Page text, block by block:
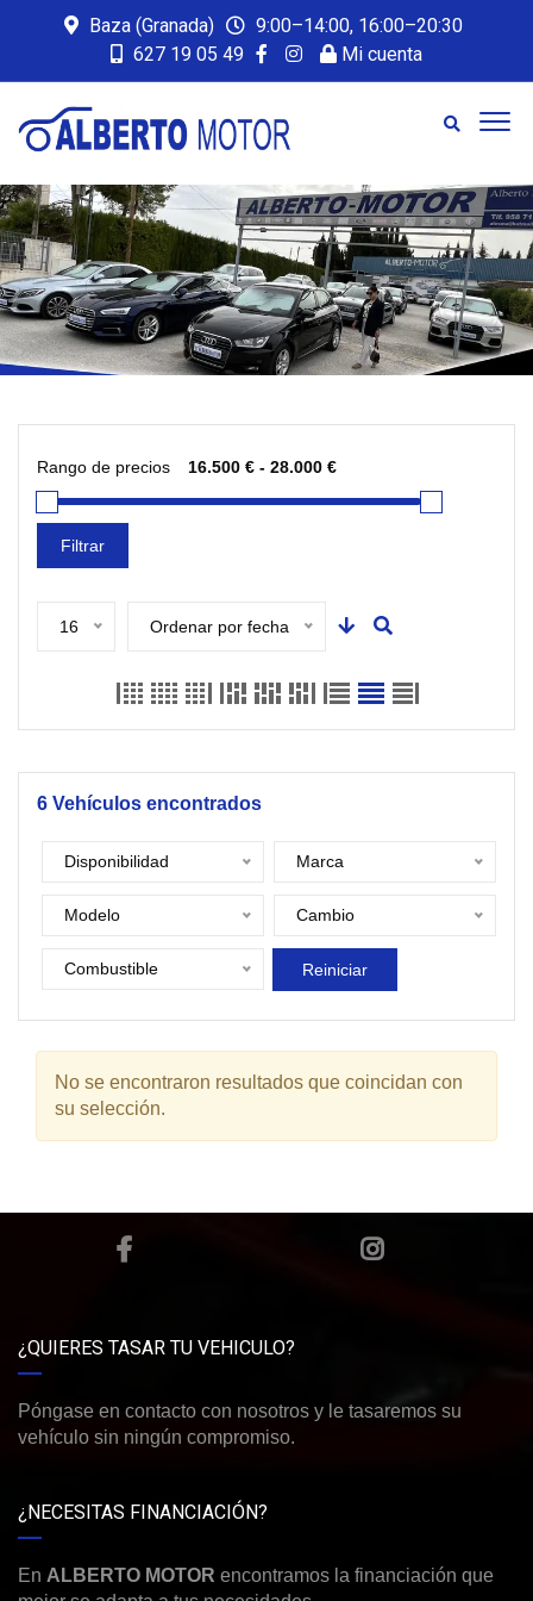
Baza (Granada)
9:00–14:00, 16:00–20:30
627 19 05 49
Mi cuenta
Rango de precios
Filtrar
16 Ordenar por fecha
6 Vehículos encontrados
Disponibilidad Marca
Modelo Cambio
Combustible Reiniciar
No se encontraron resultados que coincidan con
su selección.
¿QUIERES TASAR TU VEHICULO?
Póngase en contacto con nosotros y le tasaremos su
vehículo sin ningún compromiso.
¿NECESITAS FINANCIACIÓN?
En ALBERTO MOTOR encontramos la financiación que